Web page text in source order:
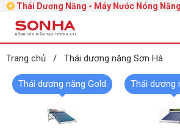
Thái Dương Năng - Máy Nước Nóng
Trang chủ / Thái dương năng Sơn Hà
Thái dương năng Gold Thái dương